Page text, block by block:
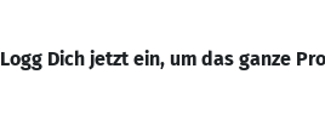
Logg Dich jetzt ein, um das ganze